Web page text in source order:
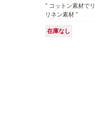
" コットン素材で
リネン素材 "
在庫なし